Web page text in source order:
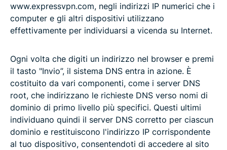
www.expressvpn.com, negli indirizzi IP numerici che i
computer e gli altri dispositivi utilizzano
effettivamente per individuarsi a vicenda su Internet.
Ogni volta che digiti un indirizzo nel browser e premi
il tasto "Invio”, il sistema DNS entra in azione. È
costituito da vari componenti, come i server DNS
root, che indirizzano le richieste DNS verso nomi di
dominio di primo livello più specifici. Questi ultimi
individuano quindi il server DNS corretto per ciascun
dominio e restituiscono l'indirizzo IP corrispondente
al tuo dispositivo, consentendoti di accedere al sito